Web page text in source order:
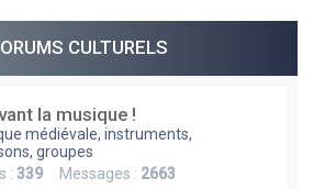
CULTURELS
la musique !
médiévale, instruments,
groupes
: 339 Messages : 2663